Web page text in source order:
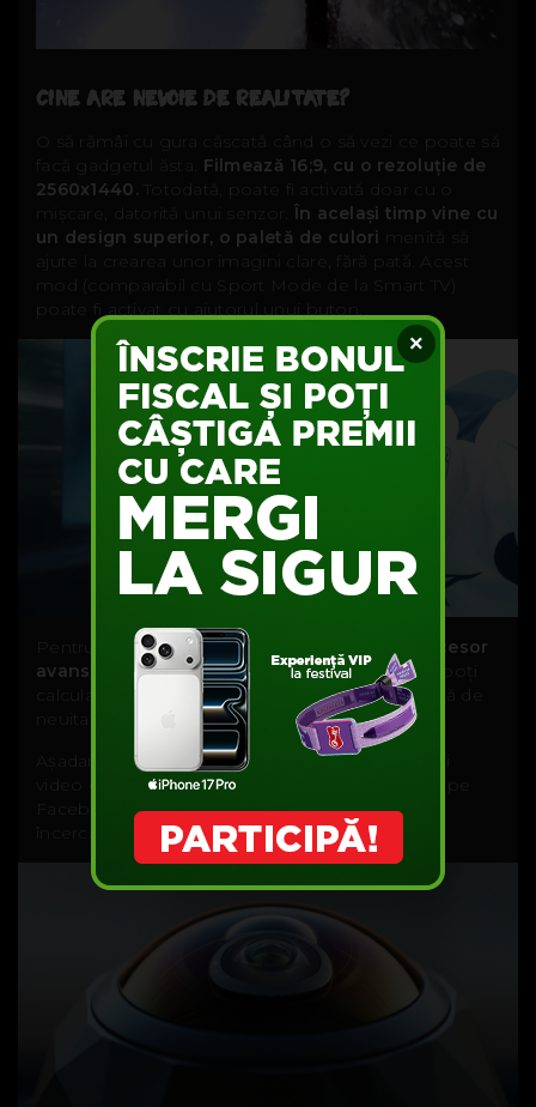
×
CINE ARE NEVOIE DE REALITATE?
O să rămâi cu gura căscată când o să vezi ce poate să
facă gadgetul ăsta. Filmează 16;9, cu o rezoluție de
2560x1440.
Totodată, poate fi activată doar cu o
mișcare, datorită unui senzor. În același timp vine cu
un design superior, o paletă de culori menită să
ajute la crearea unor imagini clare, fără pată. Acest
mod (comparabil cu Sport Mode de la Smart TV)
poate fi activat cu ajutorul unui buton.
Pentru perfecționiști, camera vine și cu
un procesor
avansat cu funcția de telemetrie. Acum o să poți
calcula altitudinea sau viteza pentru o experiență de
neuitat.
Așadar ai toate ingredientele pentru niște clipuri
video ce vor stârni invidia tuturor amicilor tăi de pe
Facebook și nu numai. Noi te sfătuim să faci o
încercare, nu vei regreta. :)